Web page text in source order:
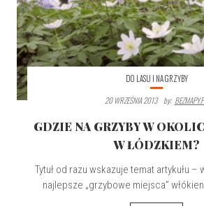
DO LASU I NA GRZYBY
20 WRZEŚNIA 2013
By:
GDZIE NA GRZYBY W
W ŁÓDZKIEM?
Tytuł od razu wskazuje temat artykułu –
najlepsze „grzybowe miejsca”